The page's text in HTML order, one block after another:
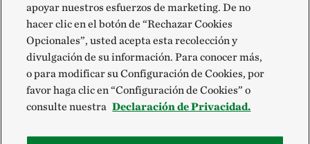
apoyar nuestros esfuerzos de marketing. De no
hacer clic en el botón de “Rechazar Cookies
Opcionales”, usted acepta esta recolección y
divulgación de su información. Para conocer más,
o para modificar su Configuración de Cookies, por
favor haga clic en “Configuración de Cookies” o
consulte nuestra Declaración de Privacidad.